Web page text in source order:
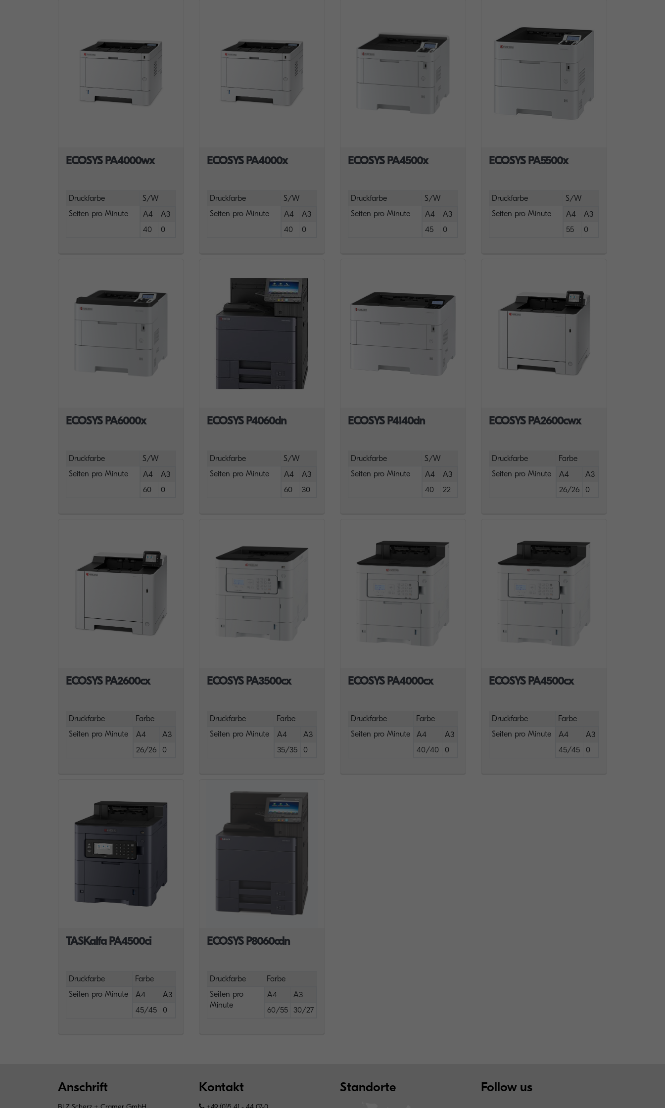
ECOSYS PA4000wx
Druckfarbe
S/W
Seiten pro Minute
A4
A3
40
0
ECOSYS PA4000x
Druckfarbe
S/W
Seiten pro Minute
A4
A3
40
0
ECOSYS PA4500x
Druckfarbe
S/W
Seiten pro Minute
A4
A3
45
0
ECOSYS PA5500x
Druckfarbe
S/W
Seiten pro Minute
A4
A3
55
0
ECOSYS PA6000x
Druckfarbe
S/W
Seiten pro Minute
A4
A3
60
0
ECOSYS P4060dn
Druckfarbe
S/W
Seiten pro Minute
A4
A3
60
30
ECOSYS P4140dn
Druckfarbe
S/W
Seiten pro Minute
A4
A3
40
22
ECOSYS PA2600cwx
Druckfarbe
Farbe
Seiten pro Minute
A4
A3
26/26
0
ECOSYS PA2600cx
Druckfarbe
Farbe
Seiten pro Minute
A4
A3
26/26
0
ECOSYS PA3500cx
Druckfarbe
Farbe
Seiten pro Minute
A4
A3
35/35
0
ECOSYS PA4000cx
Druckfarbe
Farbe
Seiten pro Minute
A4
A3
40/40
0
ECOSYS PA4500cx
Druckfarbe
Farbe
Seiten pro Minute
A4
A3
45/45
0
TASKalfa PA4500ci
Druckfarbe
Farbe
Seiten pro Minute
A4
A3
45/45
0
ECOSYS P8060cdn
Druckfarbe
Farbe
Seiten pro
Minute
A4
A3
60/55
30/27
Anschrift Kontakt Standorte Follow us